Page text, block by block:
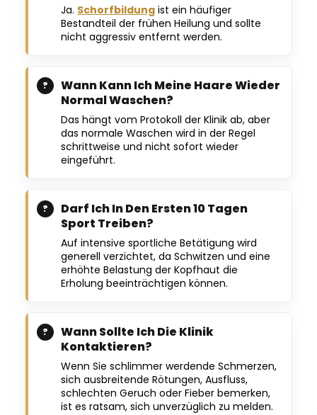
Ja. Schorfbildung ist ein häufiger
Bestandteil der frühen Heilung und sollte
nicht aggressiv entfernt werden.
Wann Kann Ich Meine Haare Wieder
Normal Waschen?
Das hängt vom Protokoll der Klinik ab, aber
das normale Waschen wird in der Regel
schrittweise und nicht sofort wieder
eingeführt.
Darf Ich In Den Ersten 10 Tagen
Sport Treiben?
Auf intensive sportliche Betätigung wird
generell verzichtet, da Schwitzen und eine
erhöhte Belastung der Kopfhaut die
Erholung beeinträchtigen können.
Wann Sollte Ich Die Klinik
Kontaktieren?
Wenn Sie schlimmer werdende Schmerzen,
sich ausbreitende Rötungen, Ausfluss,
schlechten Geruch oder Fieber bemerken,
ist es ratsam, sich unverzüglich zu melden.